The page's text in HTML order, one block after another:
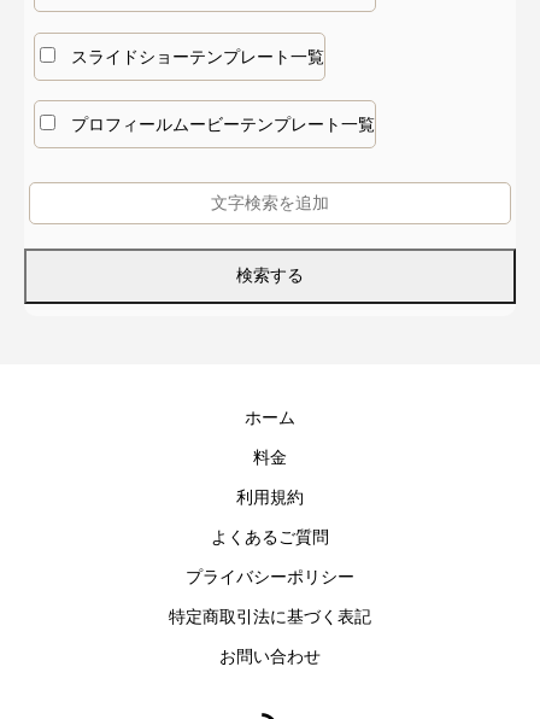
スライドショーテンプレート一覧
プロフィールムービーテンプレート一覧
ホーム
料金
利用規約
よくあるご質問
プライバシーポリシー
特定商取引法に基づく表記
お問い合わせ